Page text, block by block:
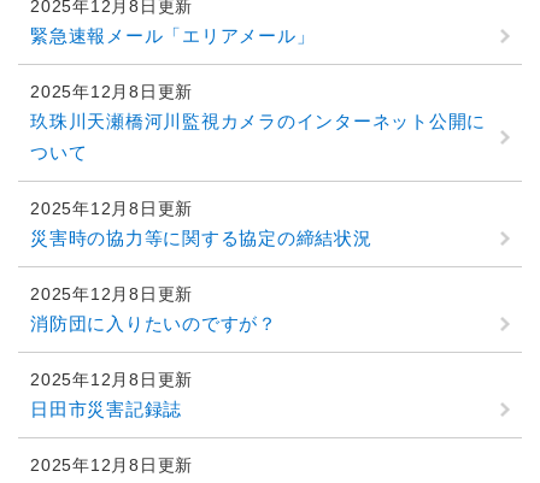
2025年12月8日更新
緊急速報メール「エリアメール」
2025年12月8日更新
玖珠川天瀬橋河川監視カメラのインターネット公開に
ついて
2025年12月8日更新
災害時の協力等に関する協定の締結状況
2025年12月8日更新
消防団に入りたいのですが？
2025年12月8日更新
日田市災害記録誌
2025年12月8日更新